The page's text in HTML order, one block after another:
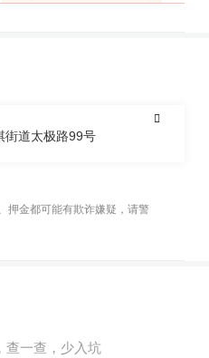
街道太极路99号
押金都可能有欺诈嫌疑，请警
查一查，少入坑